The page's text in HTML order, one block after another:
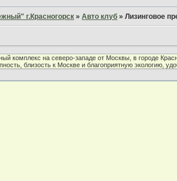
г.Красногорск »Авто клуб »Лизинговое
комплекс на северо-западе от Москвы, в городе
близость к Москве и благоприятную